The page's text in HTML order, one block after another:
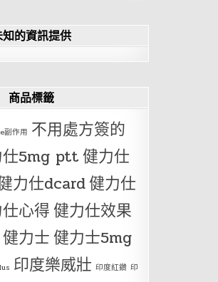
知的資訊提供
商品標籤
副作用 不用處方簽的
仕5mg ptt健力仕
力仕dcard健力仕
心得健力仕效果
健力士健力士5mg
印度樂威壯 印度紅鑽 印